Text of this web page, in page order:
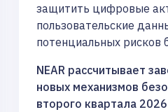
защитить цифровые
пользовательские
потенциальных рисков
NEAR рассчитывает
новых механизмов
второго квартала